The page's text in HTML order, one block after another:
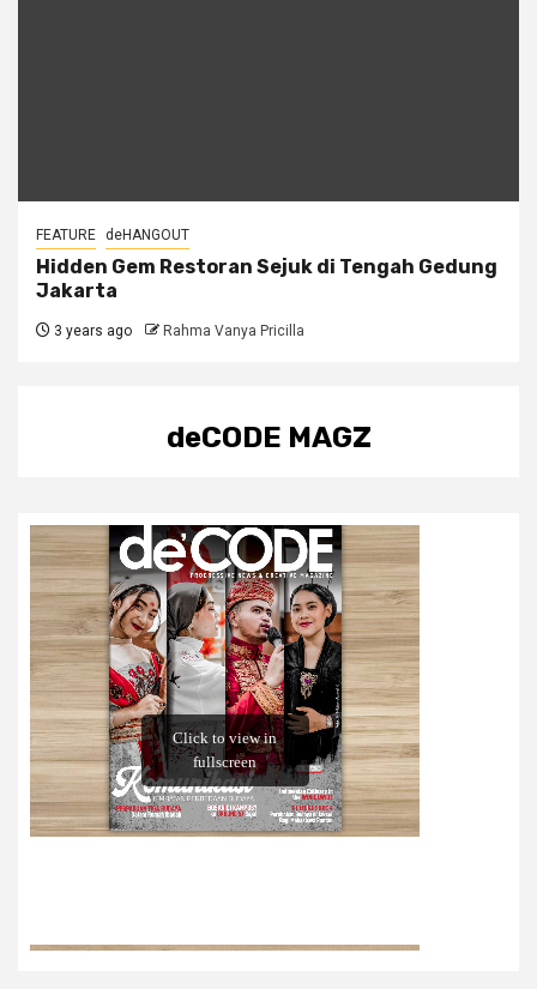
FEATURE deHANGOUT
Hidden Gem Restoran Sejuk di Tengah Gedung
Jakarta
3 years ago Rahma Vanya Pricilla
deCODE MAGZ